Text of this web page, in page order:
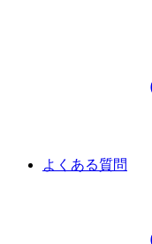
よくある質問